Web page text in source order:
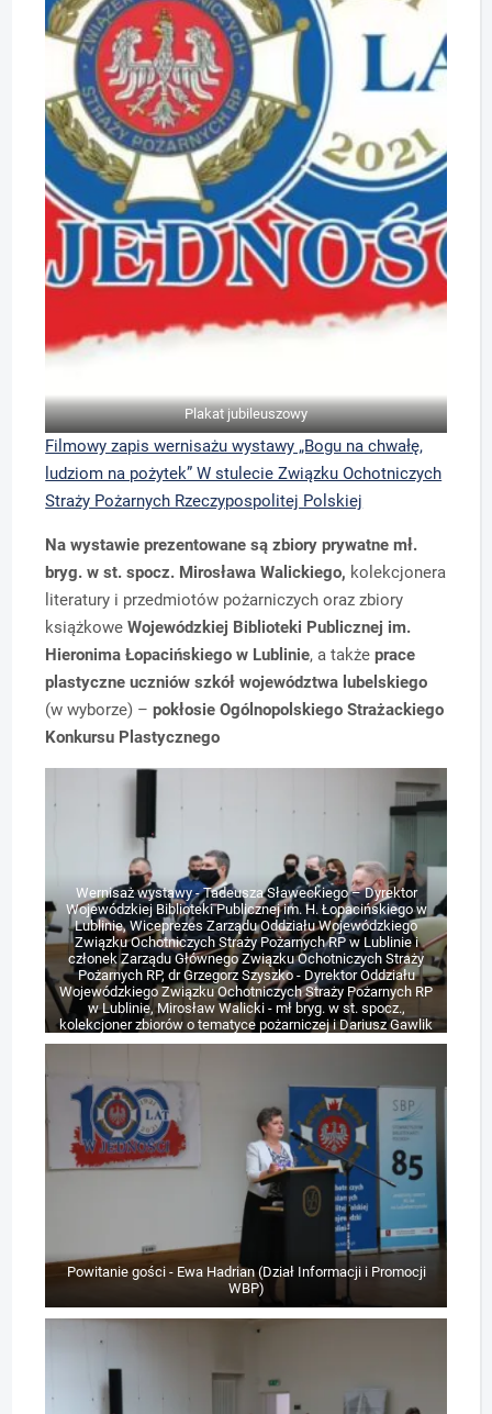
Plakat jubileuszowy
Filmowy zapis wernisażu wystawy „Bogu na chwałę,
ludziom na pożytek” W stulecie Związku Ochotniczych
Straży Pożarnych Rzeczypospolitej Polskiej
Na wystawie prezentowane są zbiory prywatne mł.
bryg. w st. spocz. Mirosława Walickiego, kolekcjonera
literatury i przedmiotów pożarniczych oraz zbiory
książkowe Wojewódzkiej Biblioteki Publicznej im.
Hieronima Łopacińskiego w Lublinie, a takżeprace
plastyczne uczniów szkół województwa lubelskiego
(w wyborze) – pokłosie Ogólnopolskiego Strażackiego
Konkursu Plastycznego
Wernisaż wystawy - Tadeusza Sławeckiego – Dyrektor
Wojewódzkiej Biblioteki Publicznej im. H. Łopacińskiego w
Lublinie, Wiceprezes Zarządu Oddziału Wojewódzkiego
Związku Ochotniczych Straży Pożarnych RP w Lublinie i
członek Zarządu Głównego Związku Ochotniczych Straży
Pożarnych RP, dr Grzegorz Szyszko - Dyrektor Oddziału
Wojewódzkiego Związku Ochotniczych Straży Pożarnych RP
w Lublinie, Mirosław Walicki - mł bryg. w st. spocz.,
kolekcjoner zbiorów o tematyce pożarniczej i Dariusz Gawlik
- organizator wojewódzkiego konkursu plastycznego,
Powitanie gości - Ewa Hadrian (Dział Informacji i Promocji
WBP)